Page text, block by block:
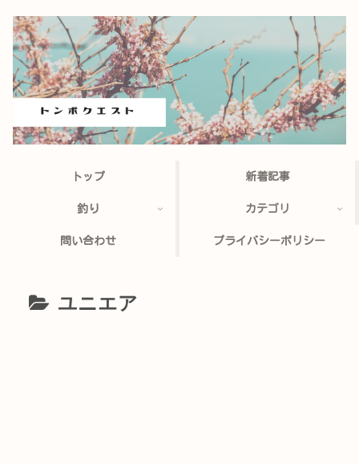
トップ 新着記事
釣り カテゴリ
問い合わせ プライバシーポリシー
ユニエア